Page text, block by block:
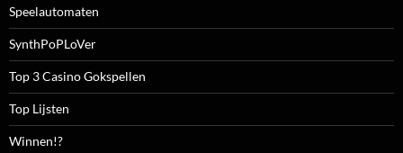
Speelautomaten
SynthPoPLoVer
Top 3 Casino Gokspellen
Top Lijsten
Winnen!?